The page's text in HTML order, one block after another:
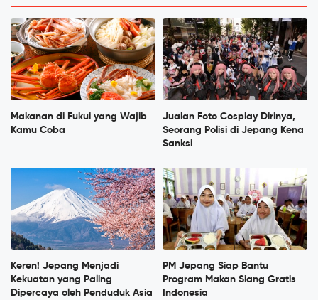
Makanan di Fukui yang Wajib
Kamu Coba
Jualan Foto Cosplay Dirinya,
Seorang Polisi di Jepang Kena
Sanksi
Keren! Jepang Menjadi
Kekuatan yang Paling
Dipercaya oleh Penduduk Asia
PM Jepang Siap Bantu
Program Makan Siang Gratis
Indonesia